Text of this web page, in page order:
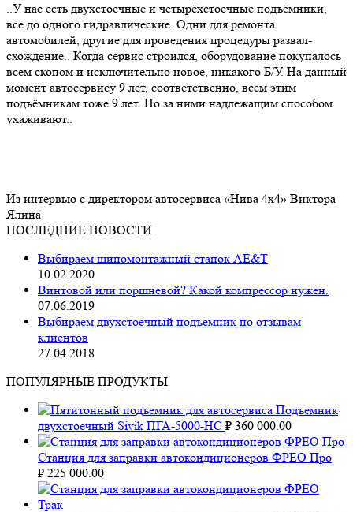
..У нас есть двухстоечные и четырёхстоечные подъёмники,
все до одного гидравлические. Одни для ремонта
автомобилей, другие для проведения процедуры развал-
схождение.. Когда сервис строился, оборудование покупалось
всем скопом и исключительно новое, никакого Б/У. На данный
момент автосервису 9 лет, соответственно, всем этим
подъёмникам тоже 9 лет. Но за ними надлежащим способом
ухаживают..
Из интервью с директором автосервиса «Нива 4х4» Виктора
Ялина
ПОСЛЕДНИЕ НОВОСТИ
Выбираем шиномонтажный станок AE&T
10.02.2020
Винтовой или поршневой? Какой компрессор нужен.
07.06.2019
Выбираем двухстоечный подъемник по отзывам
клиентов
27.04.2018
ПОПУЛЯРНЫЕ ПРОДУКТЫ
Подъемник
двухстоечный Sivik ПГА-5000-НС ₽ 360 000.00
Станция для заправки автокондиционеров ФРЕО Про
₽ 225 000.00